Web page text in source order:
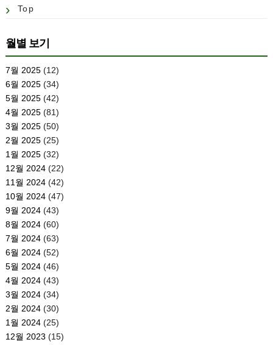
Top
월별 보기
7월 2025(12)
6월 2025(34)
5월 2025(42)
4월 2025(81)
3월 2025(50)
2월 2025(25)
1월 2025(32)
12월 2024(22)
11월 2024(42)
10월 2024(47)
9월 2024(43)
8월 2024(60)
7월 2024(63)
6월 2024(52)
5월 2024(46)
4월 2024(43)
3월 2024(34)
2월 2024(30)
1월 2024(25)
12월 2023 (15)